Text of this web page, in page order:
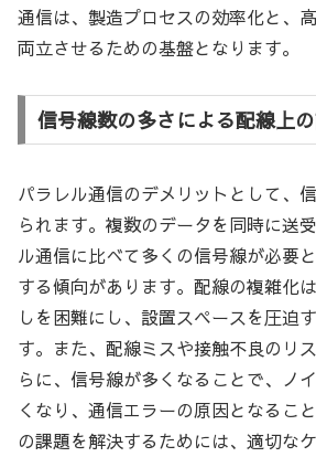
通信は、製造プロセスの効率化と、
両立させるための基盤となります。
信号線数の多さによる配線上
パラレル通信のデメリットとして、
られます。複数のデータを同時に送
ル通信に比べて多くの信号線が必要
する傾向があります。配線の複雑化
しを困難にし、設置スペースを圧迫
す。また、配線ミスや接触不良のリ
らに、信号線が多くなることで、ノ
くなり、通信エラーの原因となるこ
の課題を解決するためには、適切な